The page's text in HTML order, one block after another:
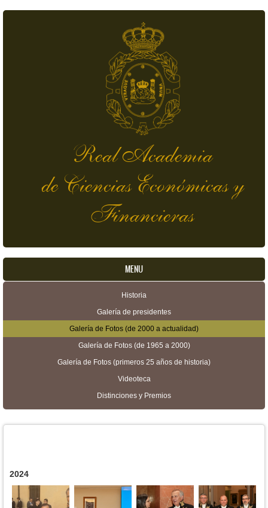
Real Academia
de Ciencias Económicas y
Financieras
MENU
Historia
Galería de presidentes
Galería de Fotos (de 2000 a actualidad)
Galería de Fotos (de 1965 a 2000)
Galería de Fotos (primeros 25 años de historia)
Videoteca
Distinciones y Premios
2024